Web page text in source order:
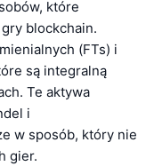
które
blockchain.
(FTs) i
są integralną
Te aktywa
i
w sposób, który nie
gier.